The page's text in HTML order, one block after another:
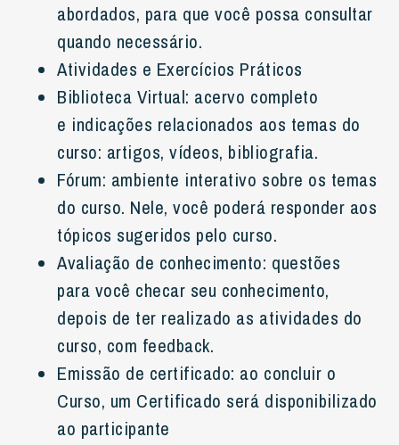
abordados, para que você possa consultar
quando necessário.
Atividades e Exercícios Práticos
Biblioteca Virtual: acervo completo
e indicações relacionados aos temas do
curso: artigos, vídeos, bibliografia.
Fórum: ambiente interativo sobre os temas
do curso. Nele, você poderá responder aos
tópicos sugeridos pelo curso.
Avaliação de conhecimento: questões
para você checar seu conhecimento,
depois de ter realizado as atividades do
curso, com feedback.
Emissão de certificado: ao concluir o
Curso, um Certificado será disponibilizado
ao participante